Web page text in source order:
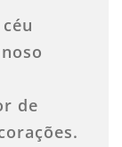
de